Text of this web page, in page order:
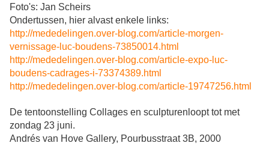
Foto's: Jan Scheirs
Ondertussen, hier alvast enkele links:
http://mededelingen.over-blog.com/article-morgen-
vernissage-luc-boudens-73850014.html
http://mededelingen.over-blog.com/article-expo-luc-
boudens-cadrages-i-73374389.html
http://mededelingen.over-blog.com/article-19747256.html
De tentoonstelling Collages en sculpturen loopt tot met
zondag 23 juni.
Andrés van Hove Gallery, Pourbusstraat 3B, 2000